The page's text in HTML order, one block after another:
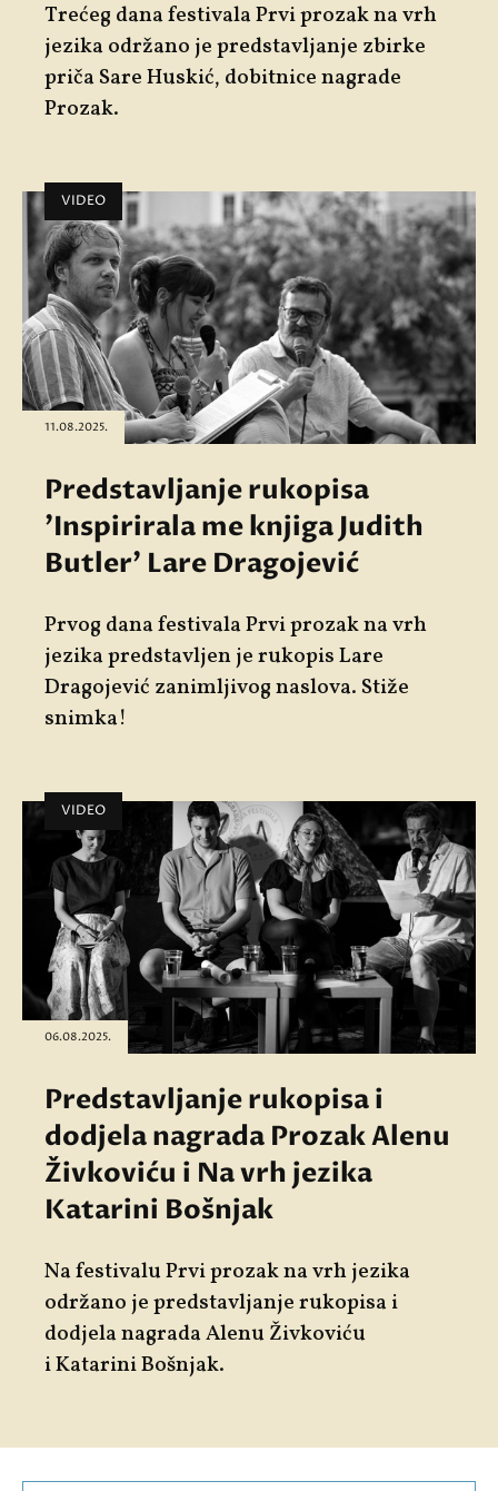
Trećeg dana festivala Prvi prozak na vrh
jezika održano je predstavljanje zbirke
priča Sare Huskić, dobitnice nagrade
Prozak.
VIDEO
11.08.2025.
Predstavljanje rukopisa
'Inspirirala me knjiga Judith
Butler' Lare Dragojević
Prvog dana festivalaPrvi prozak na vrh
jezikapredstavljen je rukopis Lare
Dragojević zanimljivog naslova. Stiže
snimka!
VIDEO
06.08.2025.
Predstavljanje rukopisa i
dodjela nagrada Prozak Alenu
Živkoviću i Na vrh jezika
Katarini Bošnjak
Na festivalu Prvi prozak na vrh jezika
održano je predstavljanje rukopisa i
dodjela nagradaAlenu Živkoviću
iKatarini Bošnjak.